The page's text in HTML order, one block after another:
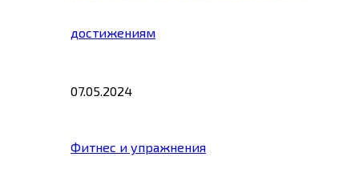
достижениям
07.05.2024
Фитнес и упражнения